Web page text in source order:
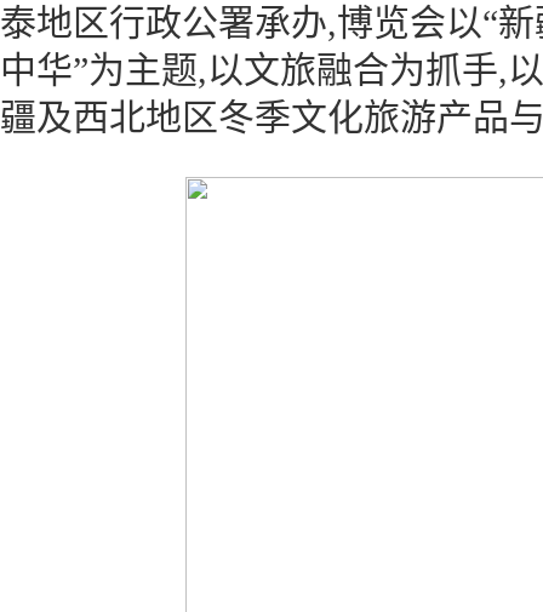
泰地区行政公署承办,博览会以“
中华”为主题,以文旅融合为抓手,
疆及西北地区冬季文化旅游产品